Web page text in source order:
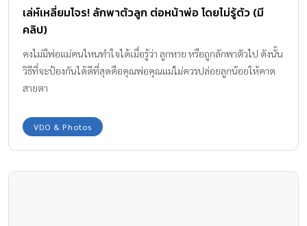
เล่ห์เหลี่ยมโจร! ลักพาตัวลูก ต่อหน้าพ่อ โดยไม่รู้ตัว (มี
คลิป)
คงไม่มีพ่อแม่คนไหนทำใจได้เมื่อรู้ว่า ลูกหาย หรือถูกลักพาตัวไป ดังนั้น
วิธีที่จะป้องกันได้ดีที่สุดคือคุณพ่อคุณแม่ไม่ควรปล่อยลูกน้อยให้คาด
สายตา
VDO & Photos